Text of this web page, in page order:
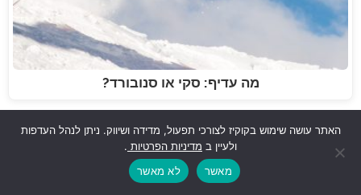
מה עדיף: סקי או סנובורד?
האתר עושה שימוש בקוקיז לצורכי תפעול, מדידה ושיווק. ניתן לנהל העדפות
ולעיין ב מדיניות הפרטיות .
מאשר
לא מאשר